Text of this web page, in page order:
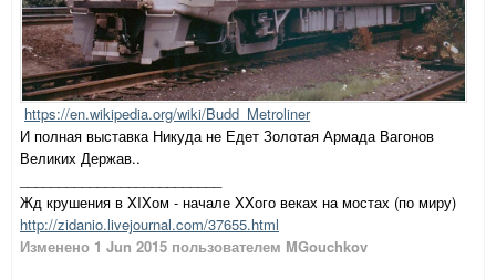
https://en.wikipedia.org/wiki/Budd_Metroliner
И полная выставка Никуда не Едет Золотая Армада Вагонов
Великих Держав..
Жд крушения в XIXом - начале XXого веках на мостах (по миру)
http://zidanio.livejournal.com/37655.html
Изменено 1 Jun 2015 пользователем MGouchkov